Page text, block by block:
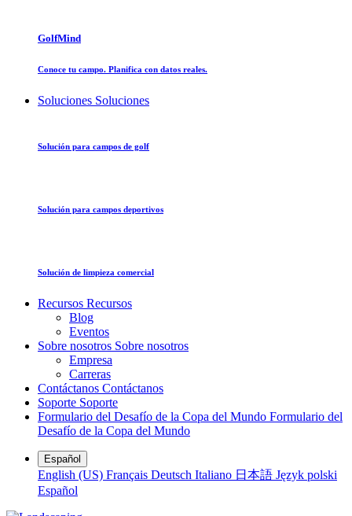
GolfMind
Conoce tu campo. Planifica con datos reales.
Soluciones Soluciones
Solución para campos de golf
Solución para campos deportivos
Solución de limpieza comercial
Recursos Recursos
Blog
Eventos
Sobre nosotros Sobre nosotros
Empresa
Carreras
Contáctanos Contáctanos
Soporte Soporte
Formulario del Desafío de la Copa del Mundo Formulario del
Desafío de la Copa del Mundo
Español
English (US) Français Deutsch Italiano 日本語 Język polski
Español